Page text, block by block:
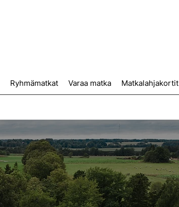
Ryhmämatkat Varaa matka Matkalahjakortit